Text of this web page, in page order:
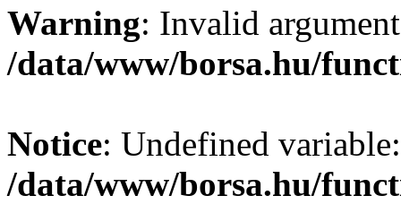
Warning: Invalid
/data/www/borsa.hu/
Notice: Undefined
/data/www/borsa.hu/